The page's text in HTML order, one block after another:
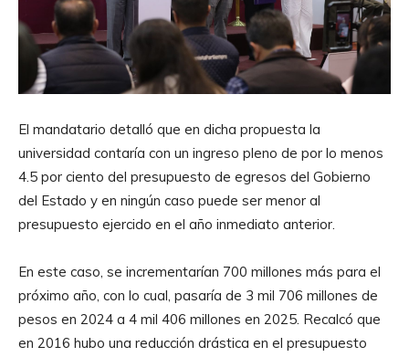
El mandatario detalló que en dicha propuesta la
universidad contaría con un ingreso pleno de por lo menos
4.5 por ciento del presupuesto de egresos del Gobierno
del Estado y en ningún caso puede ser menor al
presupuesto ejercido en el año inmediato anterior.
En este caso, se incrementarían 700 millones más para el
próximo año, con lo cual, pasaría de 3 mil 706 millones de
pesos en 2024 a 4 mil 406 millones en 2025. Recalcó que
en 2016 hubo una reducción drástica en el presupuesto